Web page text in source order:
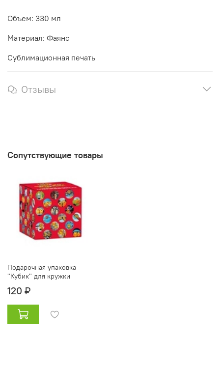
Объем: 330 мл
Материал: Фаянс
Сублимационная печать
Отзывы
Сопутствующие товары
Подарочная упаковка
"Кубик" для кружки
120 ₽